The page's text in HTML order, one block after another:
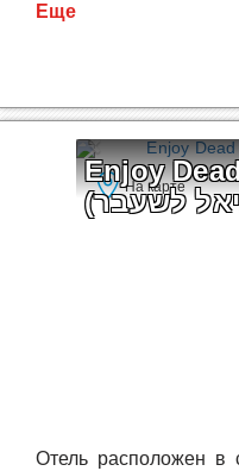
Еще
Enjoy
На карте
Отель расположен в